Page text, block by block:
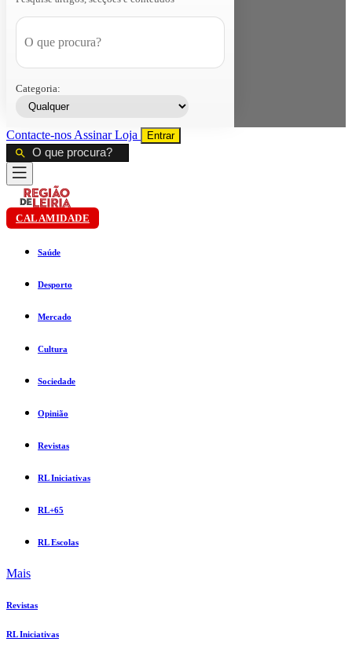
Categoria:
Contacte-nos AssinarLoja Entrar
CALAMIDADE
Saúde
Desporto
Mercado
Cultura
Sociedade
Opinião
Revistas
RL Iniciativas
RL+65
RL Escolas
Mais
Revistas
RL Iniciativas